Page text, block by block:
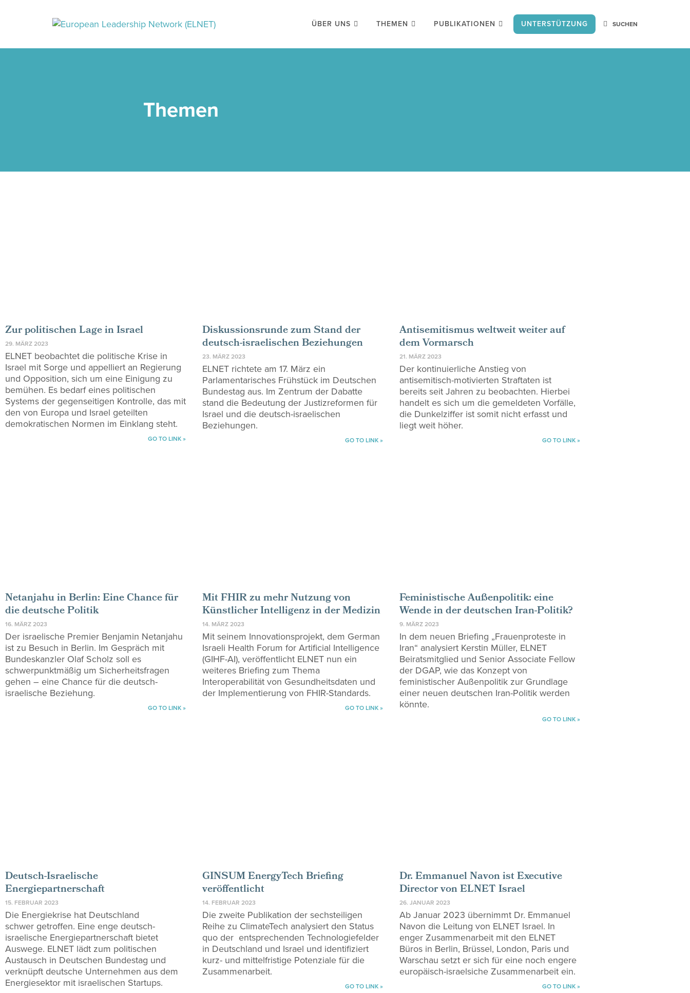
ÜBER UNS THEMEN PUBLIKATIONEN UNTERSTÜTZUNG
Themen
Zur politischen Lage in Israel
29. MÄRZ 2023
ELNET beobachtet die politische Krise in
Israel mit Sorge und appelliert an Regierung
und Opposition, sich um eine Einigung zu
bemühen. Es bedarf eines politischen
Systems der gegenseitigen Kontrolle, das mit
den von Europa und Israel geteilten
demokratischen Normen im Einklang steht.
GO TO LINK »
Diskussionsrunde zum Stand der
deutsch-israelischen Beziehungen
23. MÄRZ 2023
ELNET richtete am 17. März ein
Parlamentarisches Frühstück im Deutschen
Bundestag aus. Im Zentrum der Dabatte
stand die Bedeutung der Justizreformen für
Israel und die deutsch-israelischen
Beziehungen.
GO TO LINK »
Antisemitismus weltweit weiter auf
dem Vormarsch
21. MÄRZ 2023
Der kontinuierliche Anstieg von
antisemitisch-motivierten Straftaten ist
bereits seit Jahren zu beobachten. Hierbei
handelt es sich um die gemeldeten Vorfälle,
die Dunkelziffer ist somit nicht erfasst und
liegt weit höher.
GO TO LINK »
Netanjahu in Berlin: Eine Chance für
die deutsche Politik
16. MÄRZ 2023
Der israelische Premier Benjamin Netanjahu
ist zu Besuch in Berlin. Im Gespräch mit
Bundeskanzler Olaf Scholz soll es
schwerpunktmäßig um Sicherheitsfragen
gehen – eine Chance für die deutsch-
israelische Beziehung.
GO TO LINK »
Mit FHIR zu mehr Nutzung von
Künstlicher Intelligenz in der Medizin
14. MÄRZ 2023
Mit seinem Innovationsprojekt, dem German
Israeli Health Forum for Artificial Intelligence
(GIHF-AI), veröffentlicht ELNET nun ein
weiteres Briefing zum Thema
Interoperabilität von Gesundheitsdaten und
der Implementierung von FHIR-Standards.
GO TO LINK »
Feministische Außenpolitik: eine
Wende in der deutschen Iran-Politik?
9. MÄRZ 2023
In dem neuen Briefing „Frauenproteste in
Iran“ analysiert Kerstin Müller, ELNET
Beiratsmitglied und Senior Associate Fellow
der DGAP, wie das Konzept von
feministischer Außenpolitik zur Grundlage
einer neuen deutschen Iran-Politik werden
könnte.
GO TO LINK »
Deutsch-Israelische
Energiepartnerschaft
15. FEBRUAR 2023
Die Energiekrise hat Deutschland
schwer getroffen. Eine enge deutsch-
israelische Energiepartnerschaft bietet
Auswege. ELNET lädt zum politischen
Austausch in Deutschen Bundestag und
verknüpft deutsche Unternehmen aus dem
Energiesektor mit israelischen Startups.
GINSUM EnergyTech Briefing
veröffentlicht
14. FEBRUAR 2023
Die zweite Publikation der sechsteiligen
Reihe zu ClimateTech analysiert den Status
quo der entsprechenden Technologiefelder
in Deutschland und Israel und identifiziert
kurz- und mittelfristige Potenziale für die
Zusammenarbeit.
GO TO LINK »
Dr. Emmanuel Navon ist Executive
Director von ELNET Israel
26. JANUAR 2023
Ab Januar 2023 übernimmt Dr. Emmanuel
Navon die Leitung von ELNET Israel. In
enger Zusammenarbeit mit den ELNET
Büros in Berlin, Brüssel, London, Paris und
Warschau setzt er sich für eine noch engere
europäisch-israelsiche Zusammenarbeit ein.
GO TO LINK »